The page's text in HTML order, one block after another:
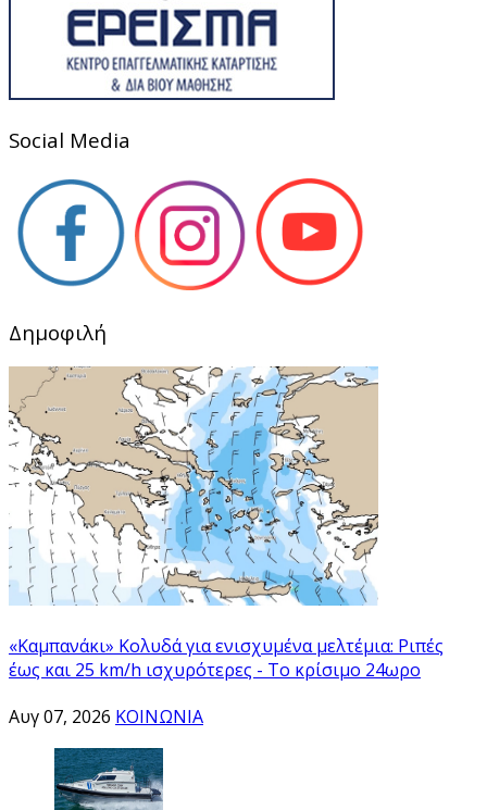
Social Media
Δημοφιλή
«Καμπανάκι» Κολυδά για ενισχυμένα μελτέμια: Ριπές
έως και 25 km/h ισχυρότερες - Το κρίσιμο 24ωρο
Αυγ 07, 2026 ΚΟΙΝΩΝΙΑ